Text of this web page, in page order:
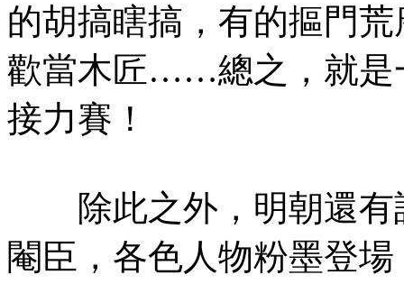
的胡搞瞎搞，有的摳門
歡當木匠……總之，就是
接力賽！
除此之外，明朝還有
閹臣，各色人物粉墨登